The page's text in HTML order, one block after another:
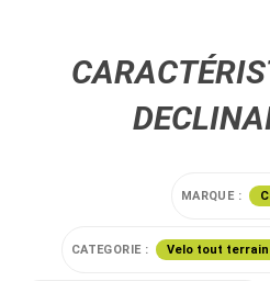
MARQUE :
CATEGORIE : Velo tout terrain